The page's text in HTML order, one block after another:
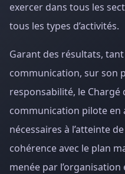
exercer dans tous les
tous les types d’activités.
Garant des résultats,
communication, sur son
responsabilité, le
communication pilote en
nécessaires à l’atteinte
cohérence avec le plan
menée par